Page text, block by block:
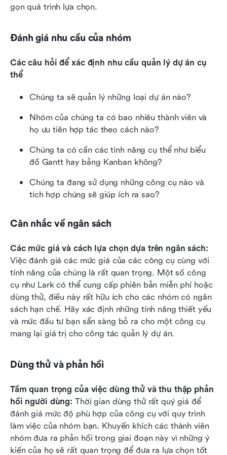
gọn quá trình lựa chọn.
Đánh giá nhu cầu của nhóm
Các câu hỏi để xác định nhu cầu quản lý dự án cụ
thể
Chúng ta sẽ quản lý những loại dự án nào?
Nhóm của chúng ta có bao nhiêu thành viên và
họ ưu tiên hợp tác theo cách nào?
Chúng ta có cần các tính năng cụ thể như biểu
đồ Gantt hay bảng Kanban không?
Chúng ta đang sử dụng những công cụ nào và
tích hợp chúng sẽ giúp ích ra sao?
Cân nhắc về ngân sách
Việc đánh giá các mức giá của các công cụ cùng với
tính năng của chúng là rất quan trọng. Một số công
cụ như Lark có thể cung cấp phiên bản miễn phí hoặc
dùng thử, điều này rất hữu ích cho các nhóm có ngân
sách hạn chế. Hãy xác định những tính năng thiết yếu
và mức đầu tư bạn sẵn sàng bỏ ra cho một công cụ
mang lại giá trị cho công tác quản lý dự án.
Dùng thử và phản hồi
Tầm quan trọng của việc dùng thử và thu thập phản
hồi người dùng: Thời gian dùng thử rất quý giá để
đánh giá mức độ phù hợp của công cụ với quy trình
làm việc của nhóm bạn. Khuyến khích các thành viên
nhóm đưa ra phản hồi trong giai đoạn này vì những ý
kiến của họ sẽ rất quan trọng để đưa ra lựa chọn tốt